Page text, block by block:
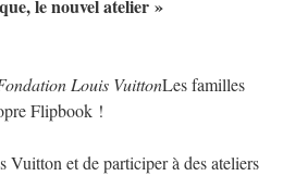
le nouvel atelier »
Louis VuittonLes familles
Flipbook !
et de participer à des ateliers